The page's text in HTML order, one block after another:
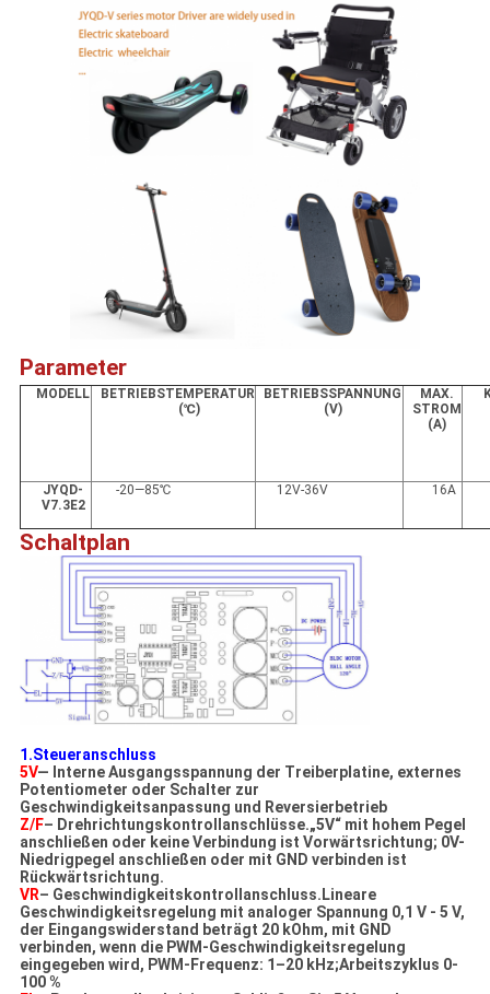
Parameter
MODELL
BETRIEBSTEMPERATUR
(℃)
BETRIEBSSPANNUNG
(V)
MAX.
STROM
(A)
JYQD-
V7.3E2
-20—85℃ 12V-36V 16A
Schaltplan
1.Steueranschluss
5V— Interne Ausgangsspannung der Treiberplatine, externes
Potentiometer oder Schalter zur
Geschwindigkeitsanpassung und Reversierbetrieb
Z/F– Drehrichtungskontrollanschlüsse.„5V“ mit hohem Pegel
anschließen oder keine Verbindung ist Vorwärtsrichtung; 0V-
Niedrigpegel anschließen oder mit GND verbinden ist
Rückwärtsrichtung.
VR– Geschwindigkeitskontrollanschluss.Lineare
Geschwindigkeitsregelung mit analoger Spannung 0,1 V - 5 V,
der Eingangswiderstand beträgt 20 kOhm, mit GND
verbinden, wenn die PWM-Geschwindigkeitsregelung
eingegeben wird, PWM-Frequenz: 1–20 kHz;Arbeitszyklus 0-
100 %